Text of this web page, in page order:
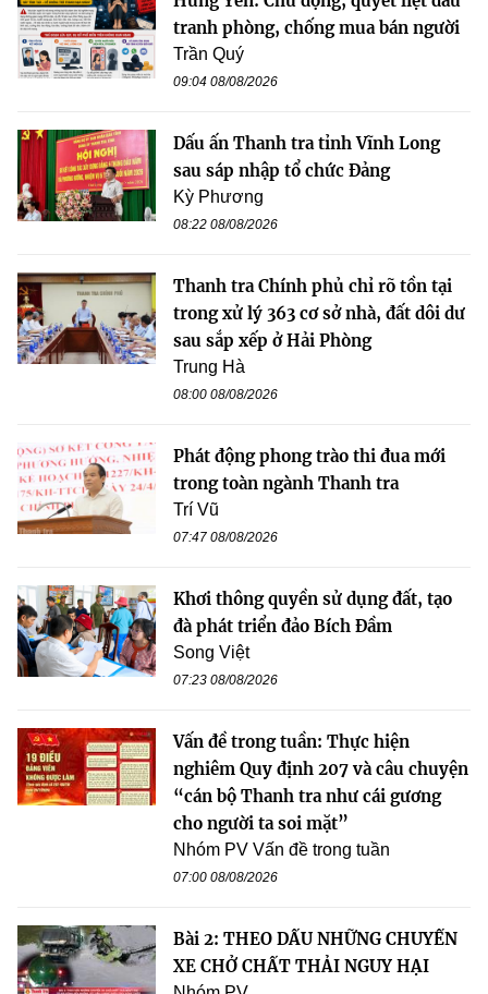
tranh phòng, chống mua bán người
Trần Quý
09:04 08/08/2026
Dấu ấn Thanh tra tỉnh Vĩnh Long
sau sáp nhập tổ chức Đảng
Kỳ Phương
08:22 08/08/2026
Thanh tra Chính phủ chỉ rõ tồn tại
trong xử lý 363 cơ sở nhà, đất dôi dư
sau sắp xếp ở Hải Phòng
Trung Hà
08:00 08/08/2026
Phát động phong trào thi đua mới
trong toàn ngành Thanh tra
Trí Vũ
07:47 08/08/2026
Khơi thông quyền sử dụng đất, tạo
đà phát triển đảo Bích Đầm
Song Việt
07:23 08/08/2026
Vấn đề trong tuần: Thực hiện
nghiêm Quy định 207 và câu chuyện
“cán bộ Thanh tra như cái gương
cho người ta soi mặt”
Nhóm PV Vấn đề trong tuần
07:00 08/08/2026
Bài 2: THEO DẤU NHỮNG CHUYẾN
XE CHỞ CHẤT THẢI NGUY HẠI